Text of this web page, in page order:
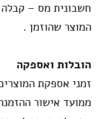
חשבונית מס –
המוצר שהוזמן .
הובלות ואספקה
ממועד אישור